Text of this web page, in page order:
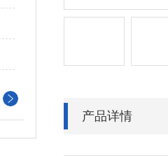
产品详情